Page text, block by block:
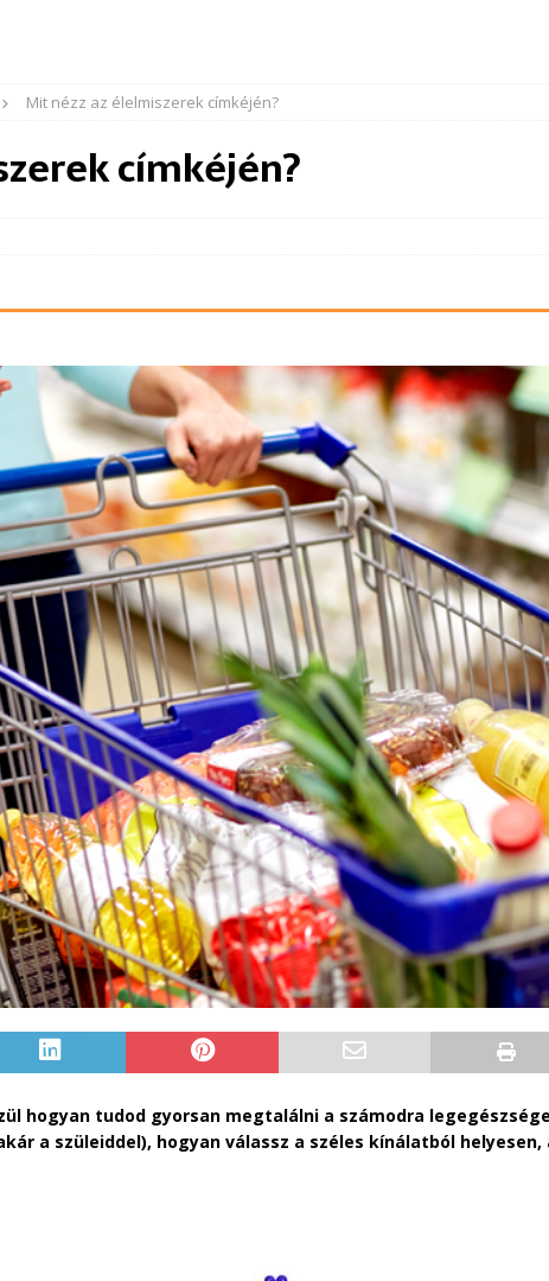
Mit nézz az élelmiszerek címkéjén?
címkéjén?
hogyan tudod gyorsan megtalálni a számodra
a szüleiddel), hogyan válassz a széles kínálatból